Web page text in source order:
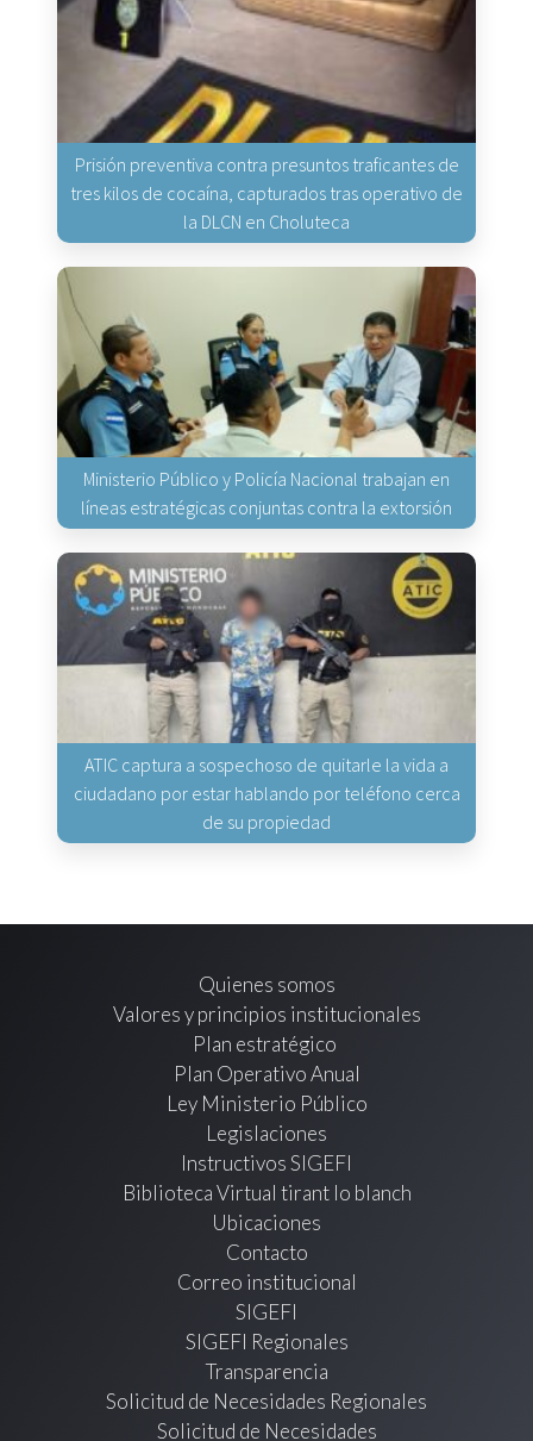
Prisión preventiva contra presuntos traficantes de
tres kilos de cocaína, capturados tras operativo de
la DLCN en Choluteca
Ministerio Público y Policía Nacional trabajan en
líneas estratégicas conjuntas contra la extorsión
ATIC captura a sospechoso de quitarle la vida a
ciudadano por estar hablando por teléfono cerca
de su propiedad
Quienes somos
Valores y principios institucionales
Plan estratégico
Plan Operativo Anual
Ley Ministerio Público
Legislaciones
Instructivos SIGEFI
Biblioteca Virtual tirant lo blanch
Ubicaciones
Contacto
Correo institucional
SIGEFI
SIGEFI Regionales
Transparencia
Solicitud de Necesidades Regionales
Solicitud de Necesidades